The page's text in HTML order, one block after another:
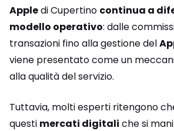
Appledi Cupertino continua a
modello operativo: dalle
transazioni fino alla gestione del
viene presentato come un
alla qualità del servizio.
Tuttavia, molti esperti ritengono
questi mercati digitali che si